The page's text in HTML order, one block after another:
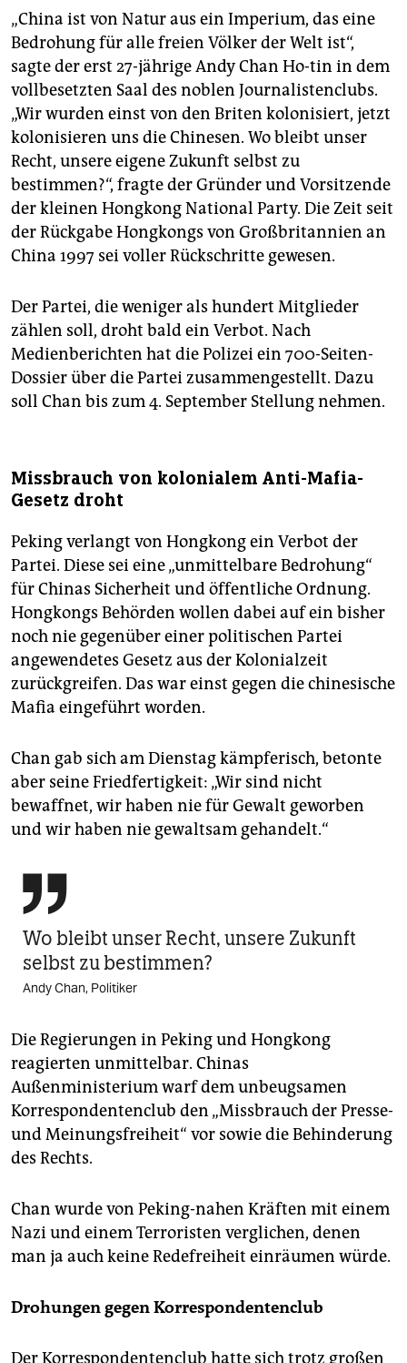
„China ist von Natur aus ein Imperium, das eine
Bedrohung für alle freien Völker der Welt ist“,
sagte der erst 27-jährige Andy Chan Ho-tin in dem
vollbesetzten Saal des noblen Journalistenclubs.
„Wir wurden einst von den Briten kolonisiert, jetzt
kolonisieren uns die Chinesen. Wo bleibt unser
Recht, unsere eigene Zukunft selbst zu
bestimmen?“, fragte der Gründer und Vorsitzende
der kleinen Hongkong National Party. Die Zeit seit
der Rückgabe Hongkongs von Großbritannien an
China 1997 sei voller Rückschritte gewesen.
Der Partei, die weniger als hundert Mitglieder
zählen soll, droht bald ein Verbot. Nach
Medienberichten hat die Polizei ein 700-Seiten-
Dossier über die Partei zusammengestellt. Dazu
soll Chan bis zum 4. September Stellung nehmen.
Missbrauch von kolonialem Anti-Mafia-
Gesetz droht
Peking verlangt von Hongkong ein Verbot der
Partei. Diese sei eine „unmittelbare Bedrohung“
für Chinas Sicherheit und öffentliche Ordnung.
Hongkongs Behörden wollen dabei auf ein bisher
noch nie gegenüber einer politischen Partei
angewendetes Gesetz aus der Kolonialzeit
zurückgreifen. Das war einst gegen die chinesische
Mafia eingeführt worden.
Chan gab sich am Dienstag kämpferisch, betonte
aber seine Friedfertigkeit: „Wir sind nicht
bewaffnet, wir haben nie für Gewalt geworben
und wir haben nie gewaltsam gehandelt.“

Wo bleibt unser Recht, unsere Zukunft
selbst zu bestimmen?
Andy Chan, Politiker
Die Regierungen in Peking und Hongkong
reagierten unmittelbar. Chinas
Außenministerium warf dem unbeugsamen
Korrespondentenclub den „Missbrauch der Presse-
und Meinungsfreiheit“ vor sowie die Behinderung
des Rechts.
Chan wurde von Peking-nahen Kräften mit einem
Nazi und einem Terroristen verglichen, denen
man ja auch keine Redefreiheit einräumen würde.
Drohungen gegen Korrespondentenclub
Der Korrespondentenclub hatte sich trotz großen